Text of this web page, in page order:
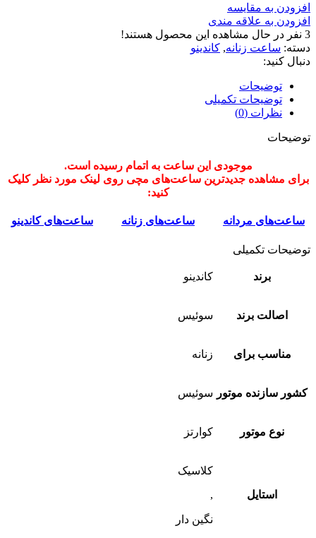
افزودن به مقایسه
افزودن به علاقه مندی
3 نفر در حال مشاهده این محصول هستند!
دسته: ساعت زنانه, کاندینو
دنبال کنید:
توضیحات
توضیحات تکمیلی
نظرات (0)
توضیحات
موجودی این ساعت به اتمام رسیده است.
برای مشاهده جدیدترین ساعت‌های مچی روی لینک مورد نظر کلیک
کنید:
ساعت‌های مردانه ساعت‌های زنانه ساعت‌های کاندینو
توضیحات تکمیلی
برند کاندینو
اصالت برند سوئیس
مناسب برای زنانه
کشور سازنده موتور سوئیس
نوع موتور کوارتز
استایل
کلاسیک
,
نگین دار